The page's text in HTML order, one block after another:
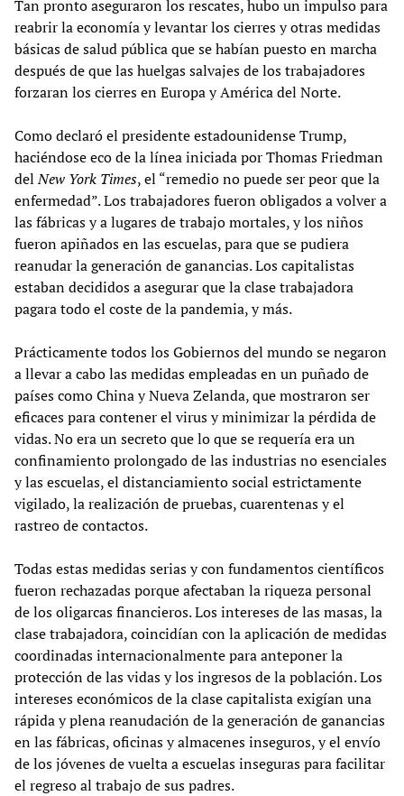
Tan pronto aseguraron los rescates, hubo un impulso para
reabrir la economía y levantar los cierres y otras medidas
básicas de salud pública que se habían puesto en marcha
después de que las huelgas salvajes de los trabajadores
forzaran los cierres en Europa y América del Norte.
Como declaró el presidente estadounidense Trump,
haciéndose eco de la línea iniciada por Thomas Friedman
delNew York Times, el “remedio no puede ser peor que la
enfermedad”. Los trabajadores fueron obligados a volver a
las fábricas y a lugares de trabajo mortales, y los niños
fueron apiñados en las escuelas, para que se pudiera
reanudar la generación de ganancias. Los capitalistas
estaban decididos a asegurar que la clase trabajadora
pagara todo el coste de la pandemia, y más.
Prácticamente todos los Gobiernos del mundo se negaron
a llevar a cabo las medidas empleadas en un puñado de
países como China y Nueva Zelanda, que mostraron ser
eficaces para contener el virus y minimizar la pérdida de
vidas. No era un secreto que lo que se requería era un
confinamiento prolongado de las industrias no esenciales
y las escuelas, el distanciamiento social estrictamente
vigilado, la realización de pruebas, cuarentenas y el
rastreo de contactos.
Todas estas medidas serias y con fundamentos científicos
fueron rechazadas porque afectaban la riqueza personal
de los oligarcas financieros. Los intereses de las masas, la
clase trabajadora, coincidían con la aplicación de medidas
coordinadas internacionalmente para anteponer la
protección de las vidas y los ingresos de la población. Los
intereses económicos de la clase capitalista exigían una
rápida y plena reanudación de la generación de ganancias
en las fábricas, oficinas y almacenes inseguros, y el envío
de los jóvenes de vuelta a escuelas inseguras para facilitar
el regreso al trabajo de sus padres.